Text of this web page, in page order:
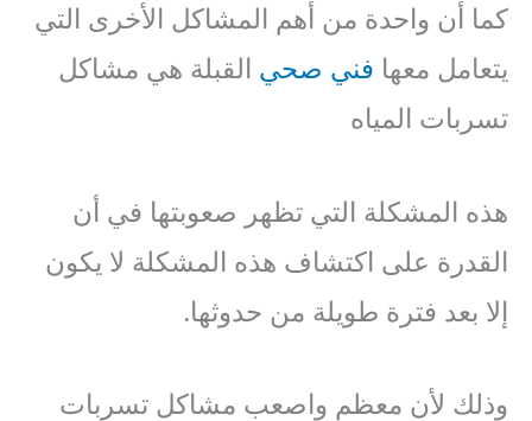
كما أن واحدة من أهم المشاكل الأخرى التي
يتعامل معها فني صحي القبلة هي مشاكل
تسربات المياه
هذه المشكلة التي تظهر صعوبتها في أن
القدرة على اكتشاف هذه المشكلة لا يكون
إلا بعد فترة طويلة من حدوثها.
وذلك لأن معظم واصعب مشاكل تسربات